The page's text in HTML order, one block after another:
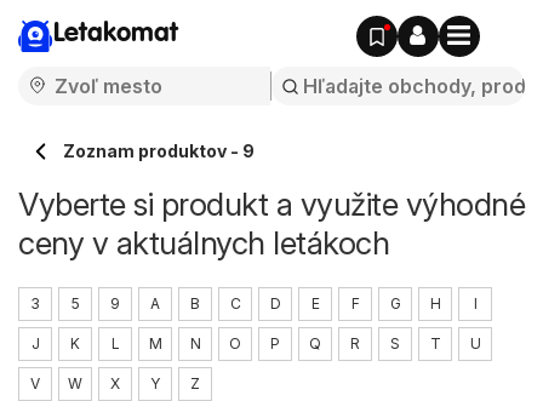
Letakomat
Zoznam produktov - 9
Vyberte si produkt a využite výhodné
ceny v aktuálnych letákoch
3 5 9 A B C D E F G H I
J K L M N O P Q R S T U
V W X Y Z